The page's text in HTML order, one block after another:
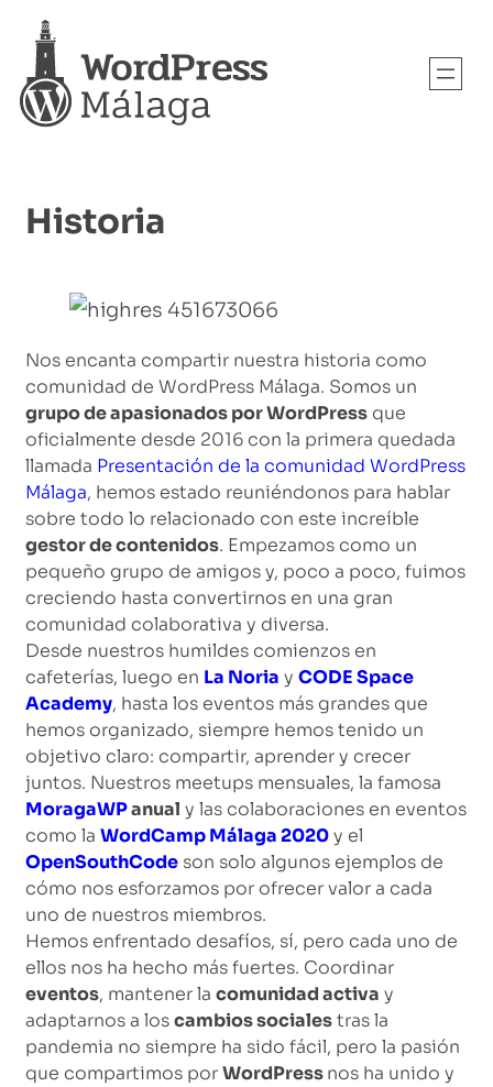
Saltar
contenido
Historia
Nos encanta compartir nuestra historia como
comunidad de WordPress Málaga. Somos un
grupo de apasionados por WordPress que
oficialmente desde 2016 con la primera quedada
llamada Presentación de la comunidad WordPress
Málaga, hemos estado reuniéndonos para hablar
sobre todo lo relacionado con este increíble
gestor de contenidos. Empezamos como un
pequeño grupo de amigos y, poco a poco, fuimos
creciendo hasta convertirnos en una gran
comunidad colaborativa y diversa.
Desde nuestros humildes comienzos en
cafeterías, luego en La Noria y CODE Space
Academy, hasta los eventos más grandes que
hemos organizado, siempre hemos tenido un
objetivo claro: compartir, aprender y crecer
juntos. Nuestros meetups mensuales, la famosa
MoragaWPanual y las colaboraciones en eventos
como la WordCamp Málaga 2020y el
OpenSouthCode son solo algunos ejemplos de
cómo nos esforzamos por ofrecer valor a cada
uno de nuestros miembros.
Hemos enfrentado desafíos, sí, pero cada uno de
ellos nos ha hecho más fuertes. Coordinar
eventos, mantener la comunidad activa y
adaptarnos a loscambios socialestras la
pandemia no siempre ha sido fácil, pero la pasión
que compartimos porWordPressnos ha unido y